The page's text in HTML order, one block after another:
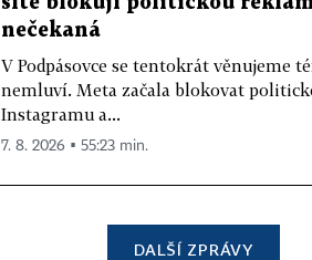
nečekaná
V Podpásovce se tentokrát věnujeme
nemluví. Meta začala blokovat
Instagramu a...
7. 8. 2026 ▪ 55:23 min.
DALŠÍ ZPRÁVY